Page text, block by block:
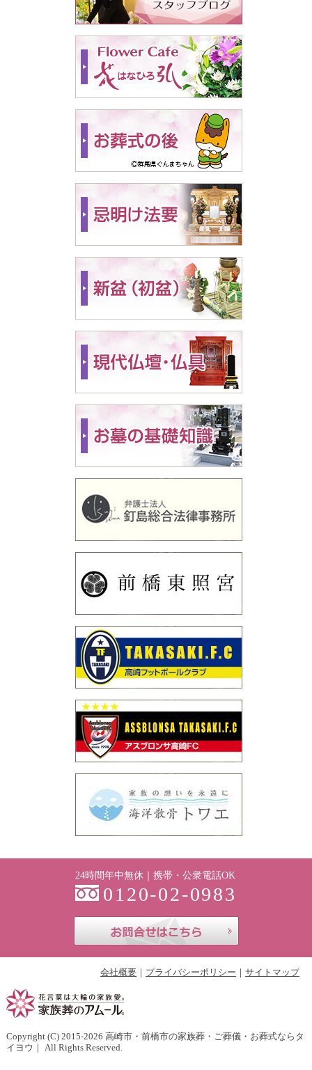
24時間年中無休｜携帯・公衆電話OK
0120-02-0983
会社概要 プライバシーポリシー サイトマップ
Copyright (C) 2015-2026 高崎市・前橋市の家族葬・ご葬儀・お葬式ならタ
イヨウ ｜ All Rights Reserved.